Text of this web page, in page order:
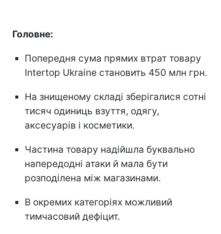
Головне:
Попередня сума прямих втрат товару
Intertop Ukraine становить 450 млн грн.
На знищеному складі зберігалися сотні
тисяч одиниць взуття, одягу,
аксесуарів і косметики.
Частина товару надійшла буквально
напередодні атаки й мала бути
розподілена між магазинами.
В окремих категоріях можливий
тимчасовий дефіцит.